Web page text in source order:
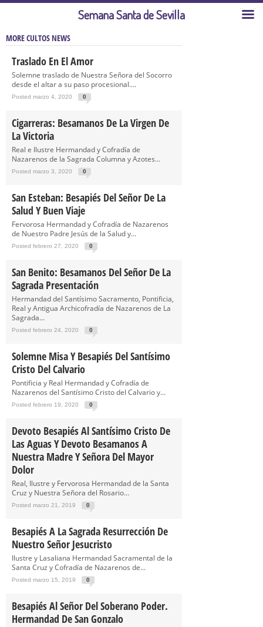
MORE CULTOS NEWS
Traslado En El Amor
Solemne traslado de Nuestra Señora del Socorro
desde el altar a su paso procesional....
Posted marzo 4, 2020 0
Cigarreras: Besamanos De La Virgen De
La Victoria
Real e Ilustre Hermandad y Cofradía de
Nazarenos de la Sagrada Columna y Azotes...
Posted marzo 3, 2020 0
San Esteban: Besapiés Del Señor De La
Salud Y Buen Viaje
Fervorosa Hermandad y Cofradía de Nazarenos
de Nuestro Padre Jesús de la Salud y...
Posted febrero 27, 2020 0
San Benito: Besamanos Del Señor De La
Sagrada Presentación
Hermandad del Santísimo Sacramento, Pontificia,
Real y Antigua Archicofradía de Nazarenos de La
Sagrada...
Posted febrero 24, 2020 0
Solemne Misa Y Besapiés Del Santísimo
Cristo Del Calvario
Pontificia y Real Hermandad y Cofradía de
Nazarenos del Santísimo Cristo del Calvario y...
Posted febrero 19, 2020 0
Devoto Besapiés Al Santísimo Cristo De
Las Aguas Y Devoto Besamanos A
Nuestra Madre Y Señora Del Mayor
Dolor
Real, Ilustre y Fervorosa Hermandad de la Santa
Cruz y Nuestra Señora del Rosario...
Posted marzo 21, 2019 0
Besapiés A La Sagrada Resurrección De
Nuestro Señor Jesucristo
Ilustre y Lasaliana Hermandad Sacramental de la
Santa Cruz y Cofradía de Nazarenos de...
Posted marzo 15, 2019 0
Besapiés Al Señor Del Soberano Poder.
Hermandad De San Gonzalo
Semana Santa de Sevilla